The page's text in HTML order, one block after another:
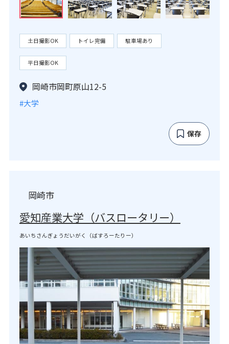
土日撮影OK トイレ完備 駐車場あり
平日撮影OK
岡崎市岡町原山12-5
#大学
保存
岡崎市
愛知産業大学（バスロータリー）
あいちさんぎょうだいがく（ばすろーたりー）